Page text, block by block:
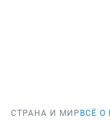
СТРАНА И МИР ВСЁ О